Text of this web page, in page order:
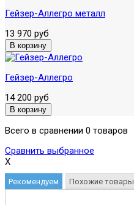
Гейзер-Аллегро металл
13 970 руб
Гейзер-Аллегро
14 200 руб
Всего в сравнении 0 товаров
Сравнить выбранное
X
Рекомендуем Похожие товары